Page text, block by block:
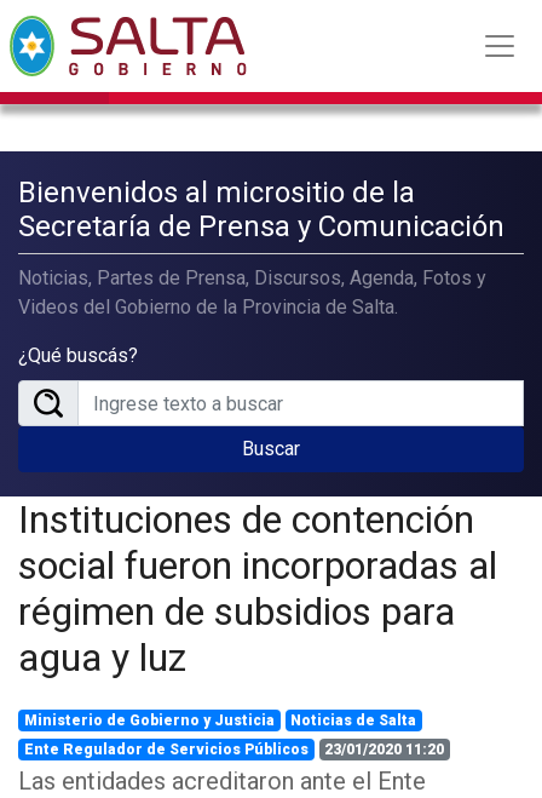
Bienvenidos al micrositio de la
Secretaría de Prensa y Comunicación
Noticias, Partes de Prensa, Discursos, Agenda, Fotos y
Videos del Gobierno de la Provincia de Salta.
¿Qué buscás?
Buscar
Instituciones de contención
social fueron incorporadas al
régimen de subsidios para
agua y luz
Ministerio de Gobierno y Justicia
Noticias de Salta
Ente Regulador de Servicios Públicos
23/01/2020 11:20
Las entidades acreditaron ante el Ente